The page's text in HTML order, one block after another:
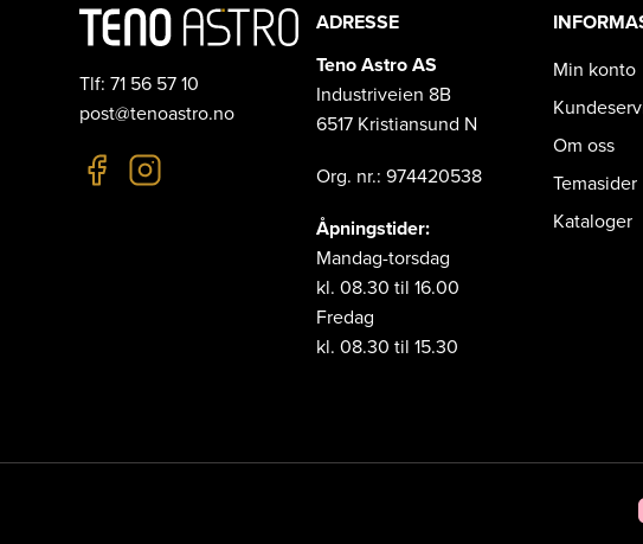
Tlf: 71 56 57 10
post@tenoastro.no
ADRESSE
Teno Astro AS
Industriveien 8B
6517 Kristiansund N
Org. nr.: 974420538
Åpningstider:
Mandag-torsdag
kl. 08.30 til 16.00
Fredag
kl. 08.30 til 15.30
Min konto
Om oss
Temasider
Kataloger